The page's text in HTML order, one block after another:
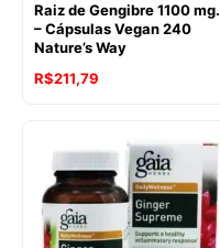
Raiz de Gengibre 1100 mg.
– Cápsulas Vegan 240
Nature’s Way
R$211,79